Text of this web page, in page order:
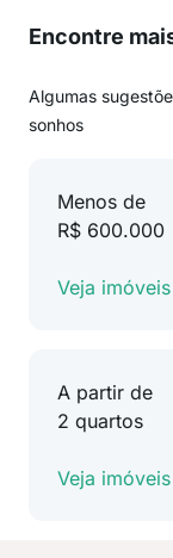
Encontre
Algumas
sonhos
Menos de
R$ 600.000
Veja imóveis
A partir de
2 quartos
Veja imóveis